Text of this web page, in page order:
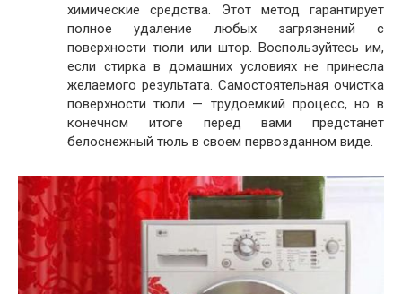
химические средства. Этот метод гарантирует
полное удаление любых загрязнений с
поверхности тюли или штор. Воспользуйтесь им,
если стирка в домашних условиях не принесла
желаемого результата. Самостоятельная очистка
поверхности тюли — трудоемкий процесс, но в
конечном итоге перед вами предстанет
белоснежный тюль в своем первозданном виде.